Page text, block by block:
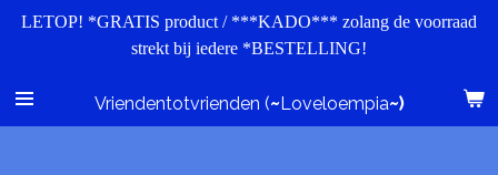
Ga
de
hoofdinhoud
Vriendentotvrienden (~Loveloempia~)
LETOP! *GRATIS product / ***KADO*** zolang de voorraad
strekt bij iedere *BESTELLING!